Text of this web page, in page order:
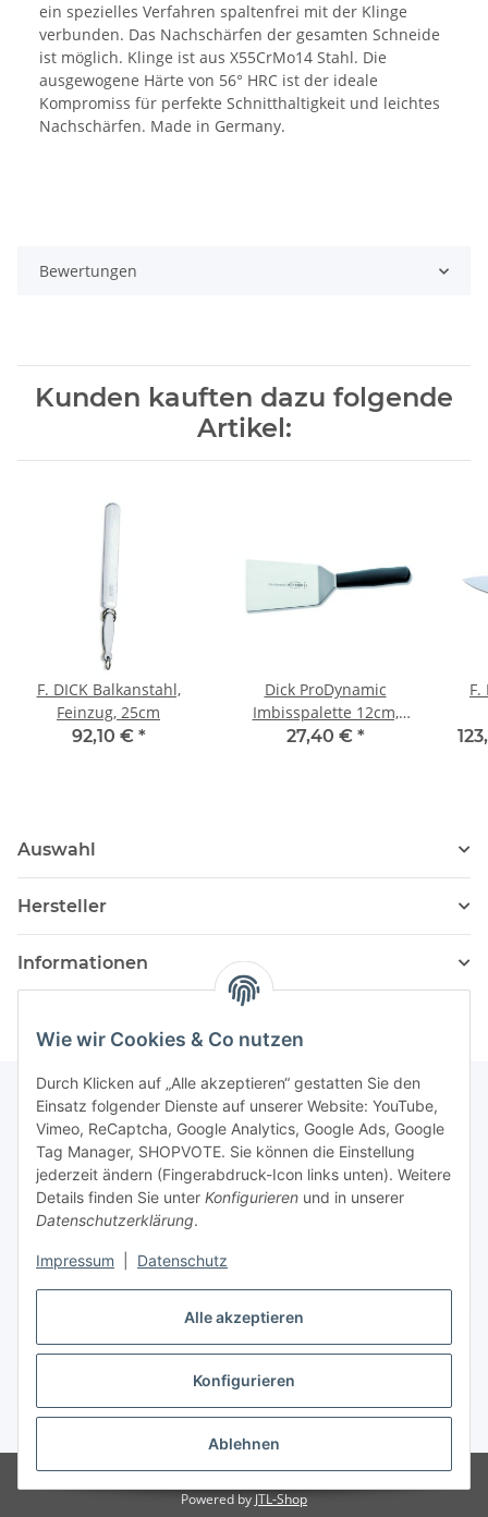
Alle akzeptieren
Konfigurieren
Ablehnen
Wie wir Cookies & Co nutzen
Durch Klicken auf „Alle akzeptieren“ gestatten Sie den
Einsatz folgender Dienste auf unserer Website: YouTube,
Vimeo, ReCaptcha, Google Analytics, Google Ads, Google
Tag Manager, SHOPVOTE. Sie können die Einstellung
jederzeit ändern (Fingerabdruck-Icon links unten). Weitere
Details finden Sie unter Konfigurieren und in unserer
Datenschutzerklärung.
Impressum Datenschutz
ein spezielles Verfahren spaltenfrei mit der Klinge
verbunden. Das Nachschärfen der gesamten Schneide
ist möglich. Klinge ist aus X55CrMo14 Stahl. Die
ausgewogene Härte von 56° HRC ist der ideale
Kompromiss für perfekte Schnitthaltigkeit und leichtes
Nachschärfen. Made in Germany.
Bewertungen
Kunden kauften dazu folgende
Artikel:
F. DICK Balkanstahl,
Feinzug, 25cm
92,10 € *
Dick ProDynamic
Imbisspalette 12cm,
C+C-Skin
27,40 € *
F.
Auswahl
Hersteller
Informationen
Newsletter Abonnieren
Bitte senden Sie mir entsprechend Ihrer
Datenschutzerklärungregelmäßig und jederzeit widerruflich
Informationen zu Ihrem Produktsortiment per E-Mail zu.
Abonnieren
Newsletter Abonnieren
Vertrag widerrufen
* Alle Preise inkl. gesetzlicher USt., zzgl.
Powered by JTL-Shop